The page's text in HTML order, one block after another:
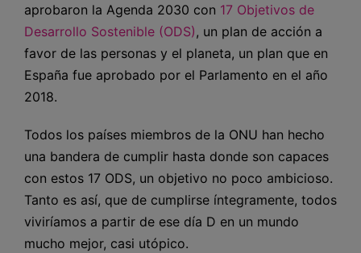
aprobaron la Agenda 2030 con 17 Objetivos de
Desarrollo Sostenible (ODS), un plan de acción a
favor de las personas y el planeta, un plan que en
España fue aprobado por el Parlamento en el año
2018.
Todos los países miembros de la ONU han hecho
una bandera de cumplir hasta donde son capaces
con estos 17 ODS, un objetivo no poco ambicioso.
Tanto es así, que de cumplirse íntegramente, todos
viviríamos a partir de ese día D en un mundo
mucho mejor, casi utópico.